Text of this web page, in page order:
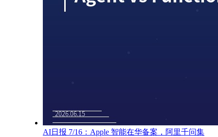
AI日报 7/16：Apple 智能在华备案，阿里千问集